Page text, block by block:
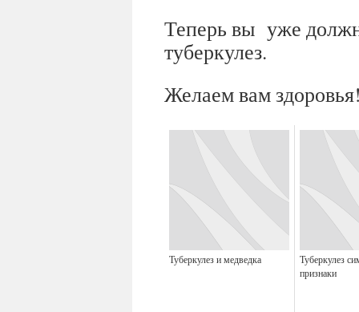
Теперь вы уже
туберкулез.
Желаем вам
Туберкулез и медведка
Туберкулез
признаки